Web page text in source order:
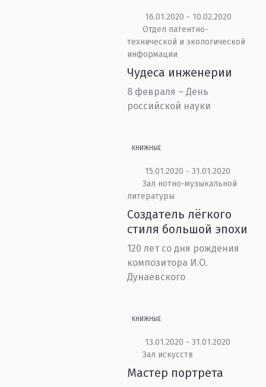
16.01.2020 - 10.02.2020
Отдел патентно-
технической и экологической
информации
Чудеса инженерии
8 февраля – День
российской науки
КНИЖНЫЕ
15.01.2020 - 31.01.2020
Зал нотно-музыкальной
литературы
Создатель лёгкого
стиля большой эпохи
120 лет со дня рождения
композитора И.О.
Дунаевского
КНИЖНЫЕ
13.01.2020 - 31.01.2020
Зал искусств
Мастер портрета